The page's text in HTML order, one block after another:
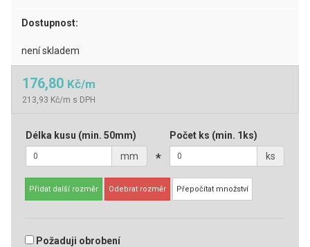
Dostupnost:
není skladem
176,80 Kč/m
213,93 Kč/m s DPH
Délka kusu (min. 50mm)
mm
*
Počet ks (min. 1ks)
ks
Přidat další rozměr Odebrat rozměr Přepočítat množství
Požaduji obrobení